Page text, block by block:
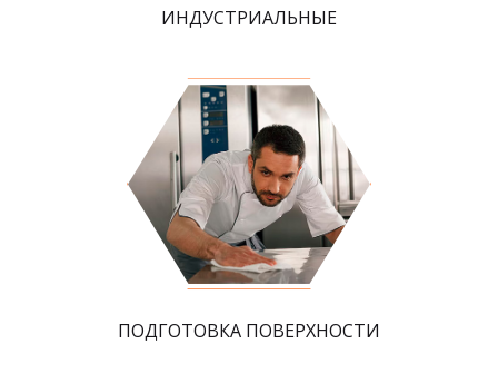
ИНДУСТРИАЛЬНЫЕ
ПОДГОТОВКА ПОВЕРХНОСТИ